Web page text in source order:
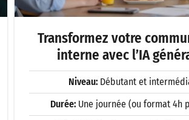
Transformez votre
interne avec l’IA
Niveau: Débutant et
Durée: Une journée (ou format 4h